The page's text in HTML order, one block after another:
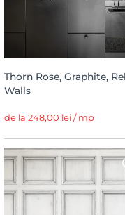
Thorn Rose, Graphite,
Walls
de la 248,00 lei / mp